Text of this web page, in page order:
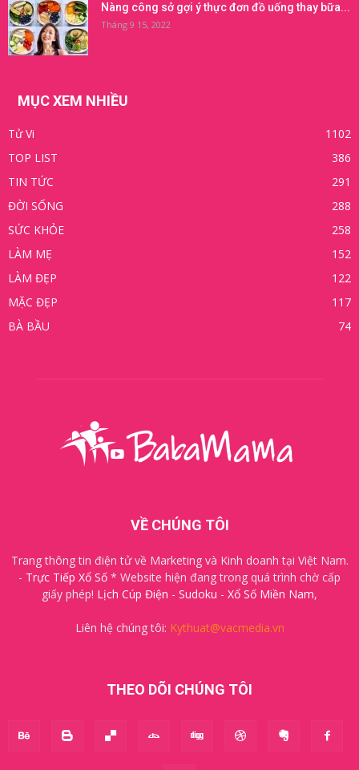
Nàng công sở gợi ý thực đơn đồ uống thay bữa...
Tháng 9 15, 2022
MỤC XEM NHIỀU
Tử Vi
1102
TOP LIST
386
TIN TỨC
291
ĐỜI SỐNG
288
SỨC KHỎE
258
LÀM MẸ
152
LÀM ĐẸP
122
MẶC ĐẸP
117
BÀ BẦU
74
VỀ CHÚNG TÔI
Trang thông tin điện tử về Marketing và Kinh doanh tại Việt Nam.
- Trực Tiếp Xổ Số * Website hiện đang trong quá trình chờ cấp
giấy phép! Lịch Cúp Điện - Sudoku - Xổ Số Miền Nam,
Liên hệ chúng tôi: Kythuat@vacmedia.vn
THEO DÕI CHÚNG TÔI